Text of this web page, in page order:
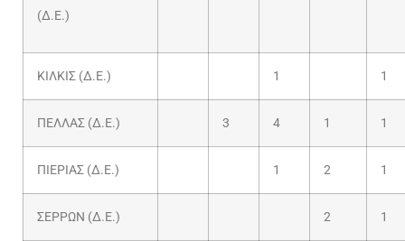
(Δ.Ε.)
ΚΙΛΚΙΣ (Δ.Ε.) 1 1
ΠΕΛΛΑΣ (Δ.Ε.) 3 4 1 1
ΠΙΕΡΙΑΣ (Δ.Ε.) 1 2 1
ΣΕΡΡΩΝ (Δ.Ε.) 2 1